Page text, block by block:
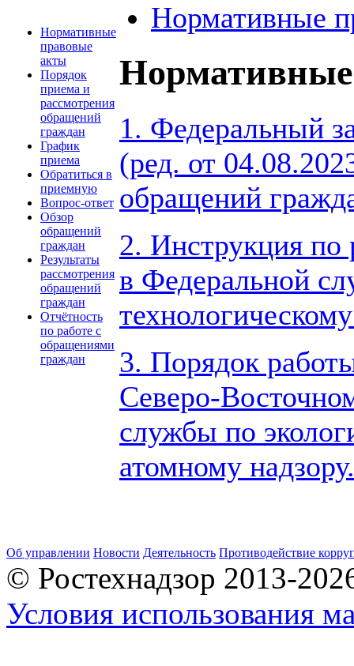
Нормативные
правовые
акты
Порядок
приема и
рассмотрения
обращений
граждан
График
приема
Обратиться в
приемную
Вопрос-ответ
Обзор
обращений
граждан
Результаты
рассмотрения
обращений
граждан
Отчётность
по работе с
обращениями
граждан
Нормативные
1. Федеральный
(ред. от
обращений
2. Инструкция по
в Федеральной
3. Порядок
Северо-
службы по
атомному надзору.
Об управлении Новости Деятельность Противодействие
© Ростехнадзор 2013-
Условия использования